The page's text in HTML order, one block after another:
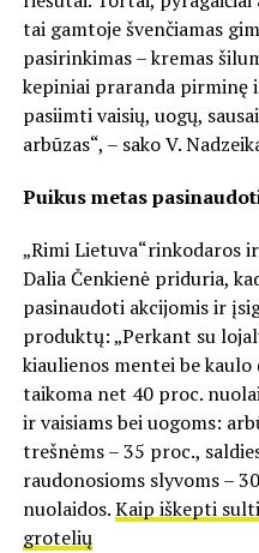
tai gamtoje švenčiamas
pasirinkimas – kremas
kepiniai praranda pirminę
pasiimti vaisių, uogų,
arbūzas“, – sako V.
Puikus metas
„Rimi Lietuva“rinkodaros
Dalia Čenkienė priduria,
pasinaudoti akcijomis ir
produktų: „Perkant su
kiaulienos mentei be
taikoma net 40 proc.
ir vaisiams bei uogoms:
trešnėms – 35 proc.,
raudonosioms slyvoms –
nuolaidos.Kaip iškepti
grotelių